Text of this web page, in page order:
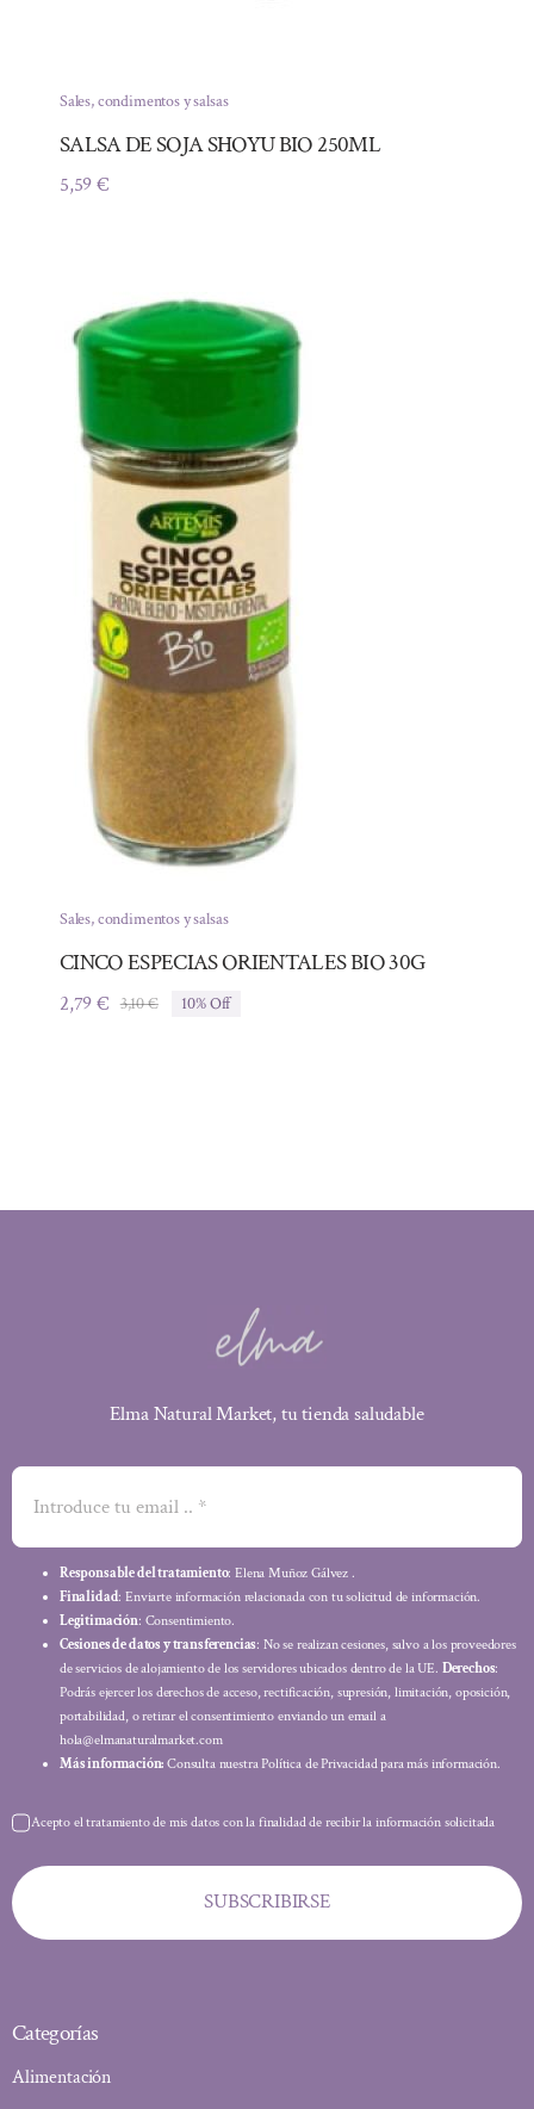
Sales, condimentos y salsas
SALSA DE SOJA SHOYU BIO 250ML
5,59€
Sales, condimentos y salsas
CINCO ESPECIAS ORIENTALES BIO 30G
3,10€El
2,79€
El
10% Off
Elma Natural Market, tu tienda saludable
Responsable del tratamiento: Elena Muñoz Gálvez .
Finalidad: Enviarte información relacionada con tu solicitud de información.
Legitimación: Consentimiento.
Cesiones de datos y transferencias: No se realizan cesiones, salvo a los proveedores
de servicios de alojamiento de los servidores ubicados dentro de la UE. Derechos:
Podrás ejercer los derechos de acceso, rectificación, supresión, limitación, oposición,
portabilidad, o retirar el consentimiento enviando un email a
hola@elmanaturalmarket.com
Más información: Consulta nuestra Política de Privacidad para más información.
Acepto el tratamiento de mis datos con la finalidad de recibir la información solicitada
SUBSCRIBIRSE
Categorías
Alimentación